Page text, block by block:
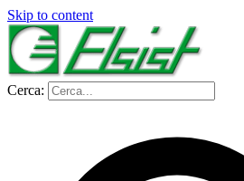
Skip to content
Cerca: